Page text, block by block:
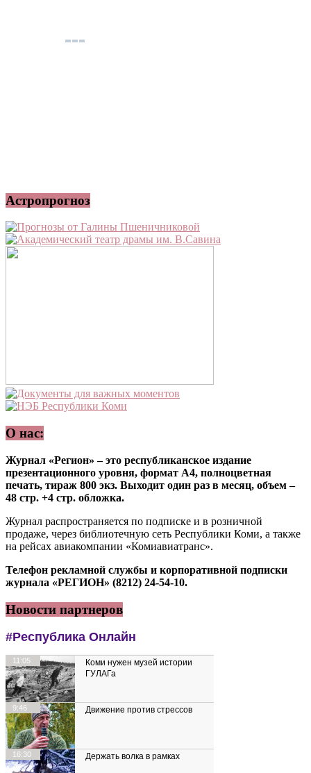
Астропрогноз
О нас:
Журнал «Регион» – это республиканское издание
презентационного уровня, формат А4, полноцветная
печать, тираж 800 экз. Выходит один раз в месяц, объем –
48 стр. +4 стр. обложка.
Журнал распространяется по подписке и в розничной
продаже, через библиотечную сеть Республики Коми, а также
на рейсах авиакомпании «Комиавиатранс».
Телефон рекламной службы и корпоративной подписки
журнала «РЕГИОН» (8212) 24-54-10.
Новости партнеров